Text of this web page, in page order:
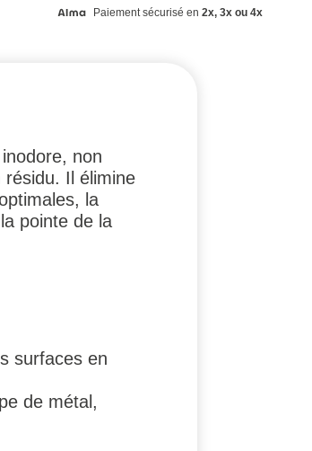
Paiement sécurisé en 2x, 3x ou 4x
non
résidu. Il élimine
la
pointe de la
surfaces en
de métal,